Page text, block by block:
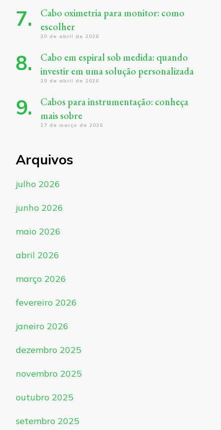
Cabo oximetria para monitor: como
escolher
30 de abril de 2026
Cabo em espiral sob medida: quando
investir em uma solução personalizada
20 de abril de 2026
Cabos para instrumentação: conheça
mais sobre
27 de março de 2026
Arquivos
julho 2026
junho 2026
maio 2026
abril 2026
março 2026
fevereiro 2026
janeiro 2026
dezembro 2025
novembro 2025
outubro 2025
setembro 2025